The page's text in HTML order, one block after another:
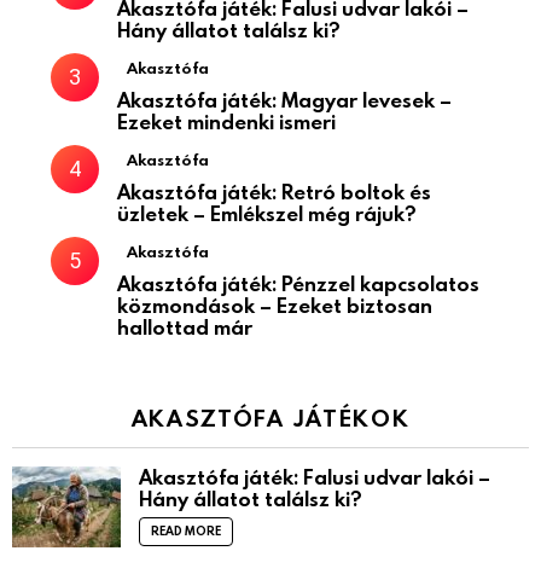
Akasztófa játék: Falusi udvar lakói –
Hány állatot találsz ki?
Akasztófa
Akasztófa játék: Magyar levesek –
Ezeket mindenki ismeri
Akasztófa
Akasztófa játék: Retró boltok és
üzletek – Emlékszel még rájuk?
Akasztófa
Akasztófa játék: Pénzzel kapcsolatos
közmondások – Ezeket biztosan
hallottad már
AKASZTÓFA JÁTÉKOK
Akasztófa játék: Falusi udvar lakói –
Hány állatot találsz ki?
READ MORE